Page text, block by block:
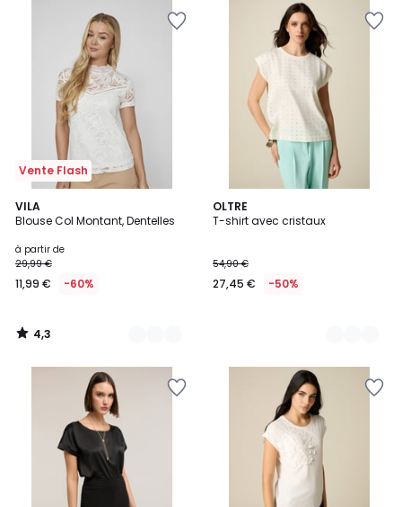
Vente Flash
VILA
Blouse Col Montant, Dentelles
à partir de
29,99 €
11,99 € -60%
4,3
/ 5
2
Couleurs
4,3
/
OLTRE
T-shirt avec cristaux
54,90 €
27,45 € -50%
3
Couleurs